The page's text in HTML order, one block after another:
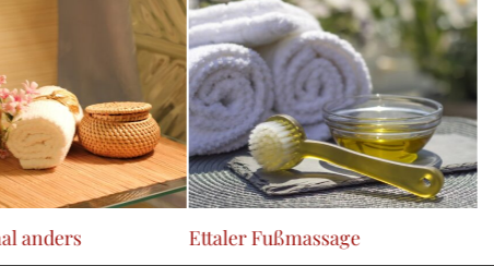
anders Ettaler Fußmassage